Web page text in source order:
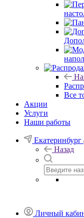
Все
Акции
Услуги
Наши работы
Екатеринбург
Назад
Личный